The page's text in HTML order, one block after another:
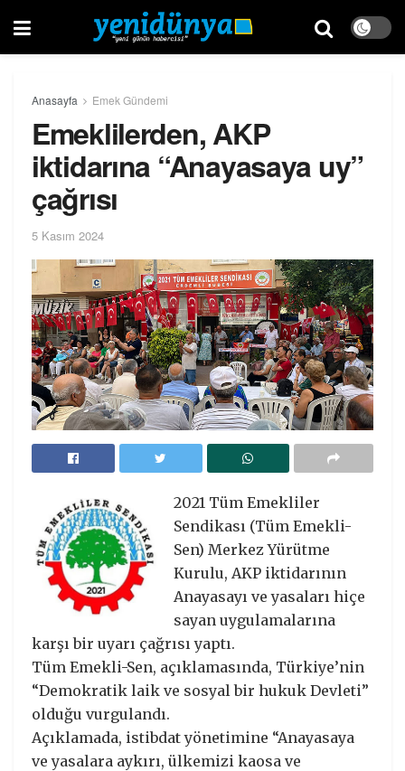
Anasayfa Emek Gündemi
Emeklilerden, AKP
iktidarına “Anayasaya uy”
çağrısı
5 Kasım 2024
2021 Tüm Emekliler
Sendikası (Tüm Emekli-
Sen) Merkez Yürütme
Kurulu, AKP iktidarının
Anayasayı ve yasaları hiçe
sayan uygulamalarına
karşı bir uyarı çağrısı yaptı.
Tüm Emekli-Sen, açıklamasında, Türkiye’nin
“Demokratik laik ve sosyal bir hukuk Devleti”
olduğu vurgulandı.
Açıklamada, istibdat yönetimine “Anayasaya
ve yasalara aykırı, ülkemizi kaosa ve